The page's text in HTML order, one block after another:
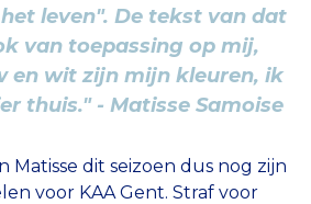
leven". De tekst van dat
van toepassing op mij,
en wit zijn mijn kleuren, ik
thuis." - Matisse Samoise
Matisse dit seizoen dus nog zijn
voor KAA Gent. Straf voor